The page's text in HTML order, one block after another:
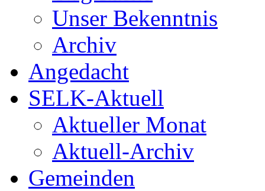
Unser Bekenntnis
Archiv
Angedacht
SELK-Aktuell
Aktueller Monat
Aktuell-Archiv
Gemeinden